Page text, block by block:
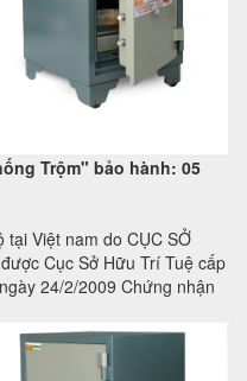
Trộm" bảo hành: 05
Việt nam do CỤC SỞ
Cục Sở Hữu Trí Tuệ cấp
24/2/2009 Chứng nhận